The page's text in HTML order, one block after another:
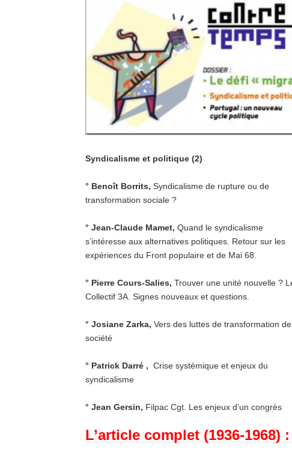
Syndicalisme et politique (2)
° Benoît Borrits, Syndicalisme de rupture ou de
transformation sociale ?
° Jean-Claude Mamet, Quand le syndicalisme
s’intéresse aux alternatives politiques. Retour sur les
expériences du Front populaire et de Mai 68.
° Pierre Cours-Salies, Trouver une unité nouvelle ?
Collectif 3A. Signes nouveaux et questions.
° Josiane Zarka, Vers des luttes de transformation
société
° Patrick Darré , Crise systémique et enjeux du
syndicalisme
° Jean Gersin, Filpac Cgt. Les enjeux d’un congrès
L’article complet (1936-1968) :